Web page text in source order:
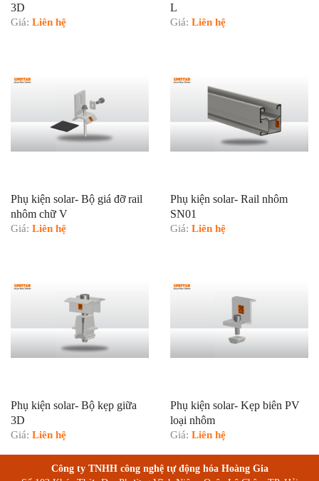
3D
Giá: Liên hệ
L
Giá: Liên hệ
Phụ kiện solar- Bộ giá đỡ rail
nhôm chữ V
Giá: Liên hệ
Phụ kiện solar- Rail nhôm
SN01
Giá: Liên hệ
Phụ kiện solar- Bộ kẹp giữa
3D
Giá: Liên hệ
Phụ kiện solar- Kẹp biên PV
loại nhôm
Giá: Liên hệ
Công ty TNHH công nghệ tự động hóa Hoàng Gia